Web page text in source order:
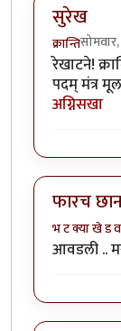
सुरेख
क्रान्ति
रेखाटने!
पदम् मंत्र
अग्निसखा
फारच
भ ट क्या खे ड
आवडली ..